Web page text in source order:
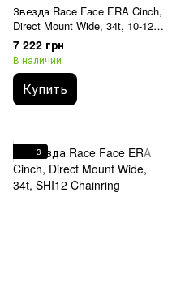
Звезда Race Face ERA Cinch,
Direct Mount Wide, 34t, 10-12S,
NW Chainring
7 222 грн
В наличии
Купить
3